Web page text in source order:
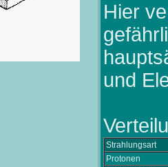
Hier
und
Strahlungsart
Protonen